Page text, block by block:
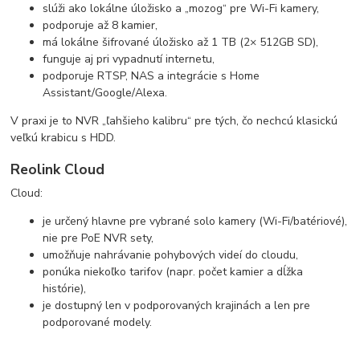
slúži ako lokálne úložisko a „mozog“ pre Wi-Fi kamery,
podporuje až 8 kamier,
má lokálne šifrované úložisko až 1 TB (2× 512GB SD),
funguje aj pri vypadnutí internetu,
podporuje RTSP, NAS a integrácie s Home
Assistant/Google/Alexa.
V praxi je to NVR „ľahšieho kalibru“ pre tých, čo nechcú klasickú
veľkú krabicu s HDD.
Reolink Cloud
Cloud:
je určený hlavne pre vybrané solo kamery (Wi-Fi/batériové),
nie pre PoE NVR sety,
umožňuje nahrávanie pohybových videí do cloudu,
ponúka niekoľko tarifov (napr. počet kamier a dĺžka
histórie),
je dostupný len v podporovaných krajinách a len pre
podporované modely.